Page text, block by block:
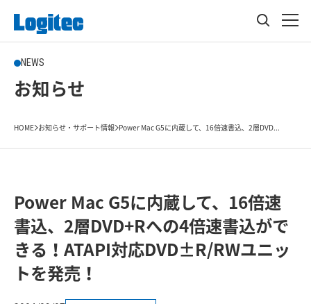
NEWS
お知らせ
HOME お知らせ・サポート情報 Power Mac G5に内蔵して、16倍速書込、2層DVD...
Power Mac G5に内蔵して、16倍速
書込、2層DVD+Rへの4倍速書込がで
きる！ATAPI対応DVD±R/RWユニッ
トを発売！